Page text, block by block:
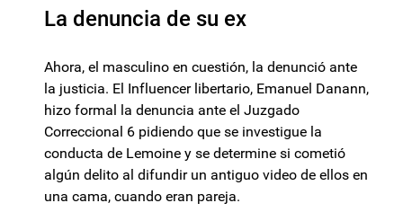
La denuncia de su ex
Ahora, el masculino en cuestión, la denunció ante
la justicia. El Influencer libertario, Emanuel Danann,
hizo formal la denuncia ante el Juzgado
Correccional 6 pidiendo que se investigue la
conducta de Lemoine y se determine si cometió
algún delito al difundir un antiguo video de ellos en
una cama, cuando eran pareja.